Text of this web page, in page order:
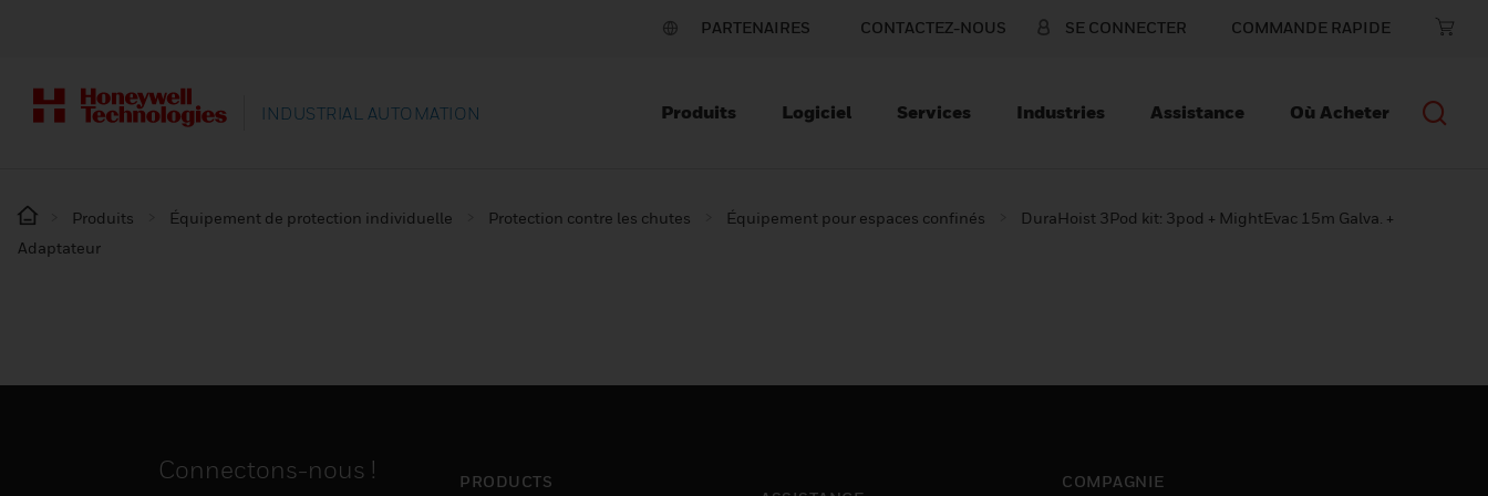
PARTENAIRES CONTACTEZ-NOUS SE CONNECTER COMMANDE RAPIDE
INDUSTRIAL AUTOMATION Produits Logiciel Services Industries Assistance Où Acheter
Produits Équipement de protection individuelle Protection contre les chutes Équipement pour espaces confinés
DuraHoist 3Pod kit: 3pod + MightEvac 15m Galva. +
Adaptateur
Connectons-nous ! PRODUCTS COMPAGNIE